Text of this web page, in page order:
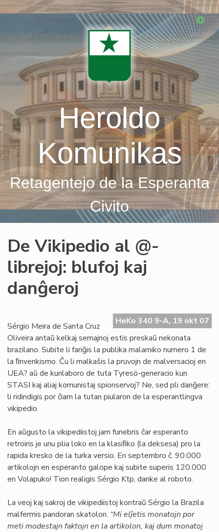
Skip
Heroldo
Komunikas
Retagentejo de la Esperanta
Civito
De Vikipedio al @-
librejoj: blufoj kaj
danĝeroj
HeKo 340 9-A, 19 okt 07
Sérgio Meira de Santa Cruz
Oliveira antaŭ kelkaj semajnoj estis preskaŭ nekonata
brazilano. Subite li fariĝis la publika malamiko numero 1 de
la ﬁnvenkismo. Ĉu li malkaŝis la pruvojn de malversacioj en
UEA? aŭ de kunlaboro de tuta Tyresö-generacio kun
STASI kaj aliaj komunistaj spionservoj? Ne, sed pli danĝere:
li ridindigis por ĉiam la tutan piularon de la esperantlingva
vikipedio.
En aŭgusto la vikipediistoj jam funebris ĉar esperanto
retroiris je unu plia loko en la klasiﬁko (la deksesa) pro la
rapida kresko de la turka versio. En septembro ĉ. 90.000
artikolojn en esperanto galope kaj subite superis 120.000
en Volapuko! Tion realigis Sérgio Ktp, danke al roboto.
La veoj kaj sakroj de vikipediistoj kontraŭ Sérgio la Brazila
malfermis pandoran skatolon. “Mi elĵetis monatojn por
meti modestajn faktojn en la artikolon, kaj dum monatoj